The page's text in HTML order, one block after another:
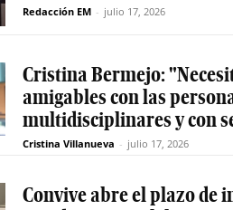
Redacción EM - julio 17, 2026
Cristina Bermejo:
amigables con las
multidisciplinares y con
Cristina Villanueva - julio 17, 2026
Convive abre el plazo de